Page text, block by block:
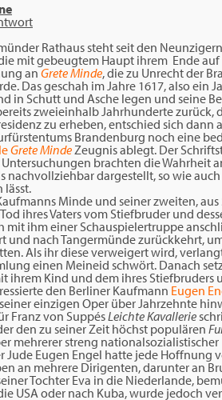
Rathaus steht seit den
mit gebeugtem Haupt ihrem Ende
an Grete Minde, die zu Unrecht der
Das geschah im Jahre 1617, also ein
in Schutt und Asche legen und seine
zweieinhalb Jahrhunderte zurück,
zu erheben, entschied sich
Brandenburg noch eine
Grete MindeZeugnis ablegt. Der
Untersuchungen brachten die Wahrheit
nachvollziehbar dargestellt, so wie
lässt.
Minde und seiner zweiten,
ihres Vaters vom Stiefbruder und
mit ihm einer Schauspielertruppe
und nach Tangermünde zurückkehrt,
Als ihr diese verweigert wird,
einen Meineid schwört. Danach
ihrem Kind und dem ihres Stiefbruders
den Berliner Kaufmann Eugen
einzigen Oper über Jahrzehnte
Franz von SuppésLeichte Kavallerie
den zu seiner Zeit höchst populären
mehrerer streng
Jude Eugen Engel hatte jede Hoffnung
an mehrere Dirigenten, darunter an
Tochter Eva in die Niederlande,
USA oder nach Kuba, wurde jedoch